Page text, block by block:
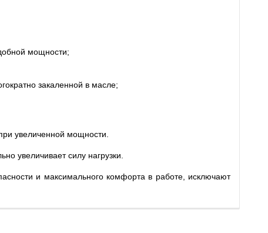
мощности;
закаленной в масле;
увеличенной мощности.
увеличивает силу нагрузки.
и максимального комфорта в работе, исключают